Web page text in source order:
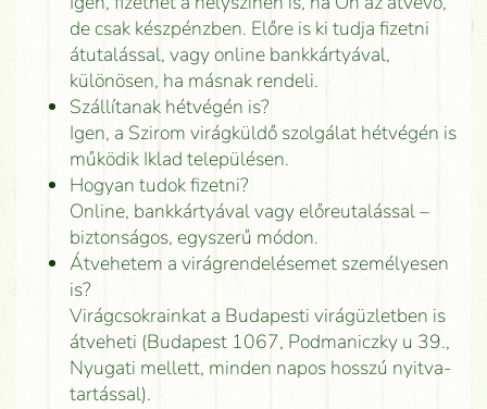
de csak készpénzben. Előre is ki tudja fizetni
átutalással, vagy online bankkártyával,
különösen, ha másnak rendeli.
Szállítanak hétvégén is?
Igen, a Szirom virágküldő szolgálat hétvégén is
működik Iklad településen.
Hogyan tudok fizetni?
Online, bankkártyával vagy előreutalással –
biztonságos, egyszerű módon.
Átvehetem a virágrendelésemet személyesen
is?
Virágcsokrainkat a Budapesti virágüzletben is
átveheti (Budapest 1067, Podmaniczky u 39.,
Nyugati mellett, minden napos hosszú nyitva-
tartással).